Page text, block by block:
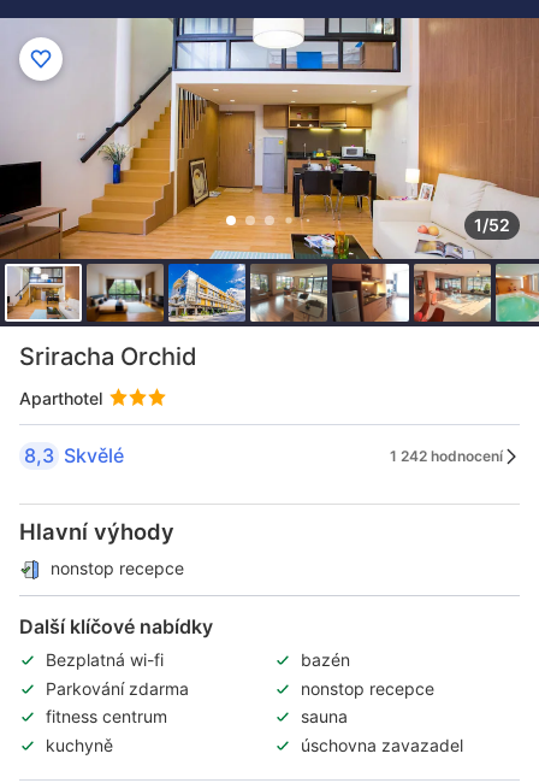
1/52
Sriracha Orchid
Aparthotel
8,3 Skvělé 1 242 hodnocení
Hlavní výhody
nonstop recepce
Další klíčové nabídky
Bezplatná wi-fi
bazén
Parkování zdarma
nonstop recepce
fitness centrum
sauna
kuchyně
úschovna zavazadel